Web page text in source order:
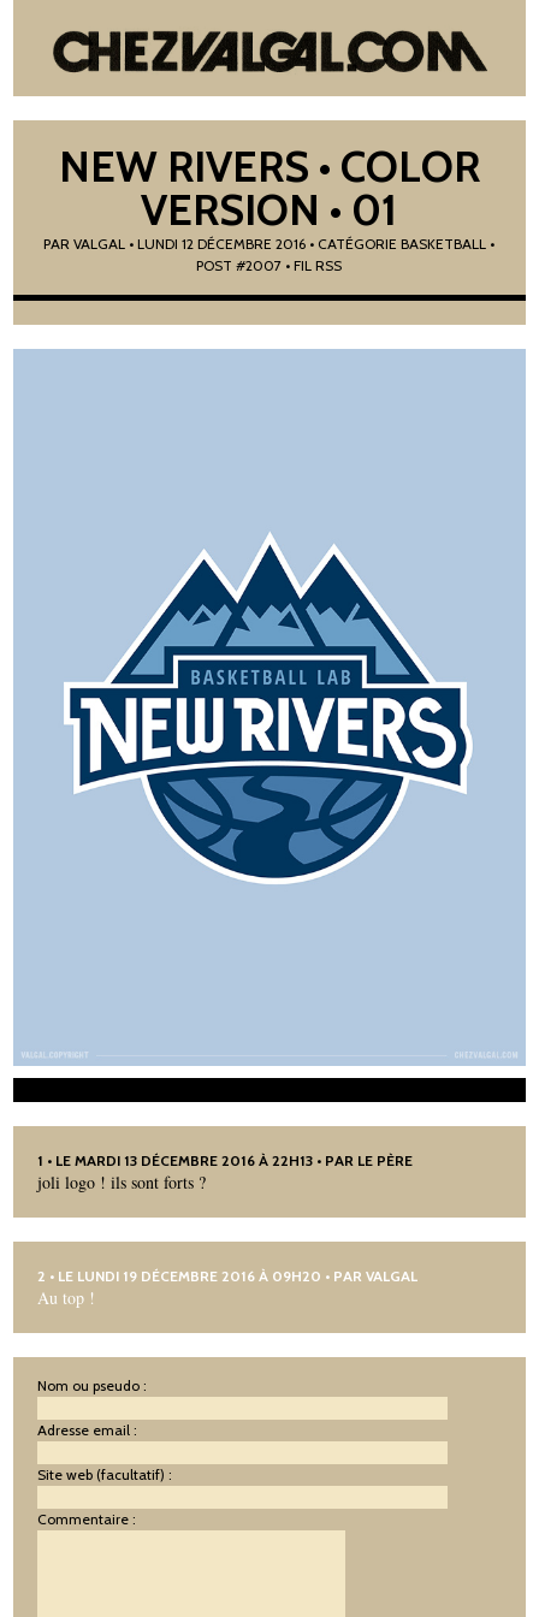
NEW RIVERS • COLOR
VERSION • 01
PARVALGAL •LUNDI 12 DÉCEMBRE 2016 • CATÉGORIEBASKETBALL •
POST #2007 • FIL RSS
1 • LE MARDI 13 DÉCEMBRE 2016 À 22H13 • PAR LE PÈRE
joli logo ! ils sont forts ?
2 • LE LUNDI 19 DÉCEMBRE 2016 À 09H20 • PARVALGAL
Au top !
Nom ou pseudo :
Adresse email :
Site web (facultatif) :
Commentaire :